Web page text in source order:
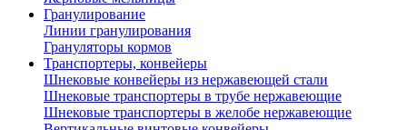
Гранулирование
Линии гранулирования
Грануляторы кормов
Транспортеры, конвейеры
Шнековые конвейеры из нержавеющей стали
Шнековые транспортеры в трубе нержавеющие
Шнековые транспортеры в желобе нержавеющие